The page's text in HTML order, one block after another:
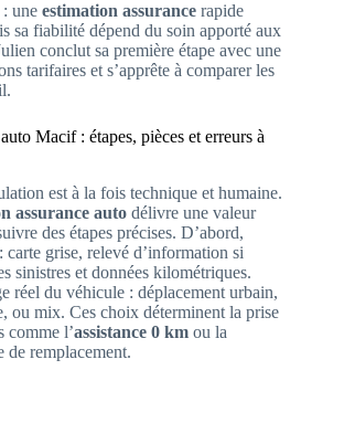
une estimation assurance rapide
sa fiabilité dépend du soin apporté aux
conclut sa première étape avec une
tarifaires et s’apprête à comparer les
Macif : étapes, pièces et erreurs à
est à la fois technique et humaine.
assurance auto délivre une valeur
des étapes précises. D’abord,
carte grise, relevé d’information si
sinistres et données kilométriques.
réel du véhicule : déplacement urbain,
ou mix. Ces choix déterminent la prise
comme l’assistance 0 km ou la
de remplacement.